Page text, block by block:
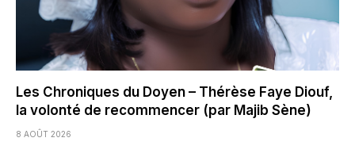
Les Chroniques du Doyen – Thérèse Faye Diouf,
la volonté de recommencer (par Majib Sène)
8 AOÛT 2026